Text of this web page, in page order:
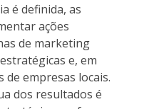
é definida, as
ações
de marketing
e, em
de empresas locais.
dos resultados é